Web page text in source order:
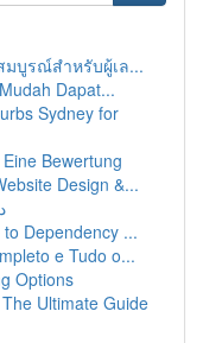
มบูรณ์สำหรับผู้เล...
Dapat...
Sydney for
Bewertung
Design &...
Dependency ...
e Tudo o...
Options
Ultimate Guide